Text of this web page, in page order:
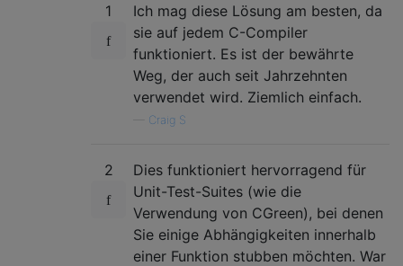
1
Ich mag diese Lösung am besten, da
sie auf jedem C-Compiler
funktioniert. Es ist der bewährte
Weg, der auch seit Jahrzehnten
verwendet wird. Ziemlich einfach.
Craig S
2
Dies funktioniert hervorragend für
Unit-Test-Suites (wie die
Verwendung von CGreen), bei denen
Sie einige Abhängigkeiten innerhalb
einer Funktion stubben möchten. War